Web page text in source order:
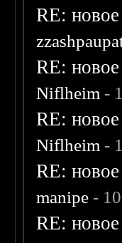
RE:
RE:
Niflheim -
RE:
Niflheim -
RE:
manipe -
RE: